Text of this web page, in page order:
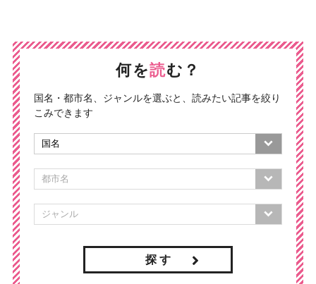
何を読む？
国名・都市名、ジャンルを選ぶと、読みたい記事を絞り
こみできます
探 す